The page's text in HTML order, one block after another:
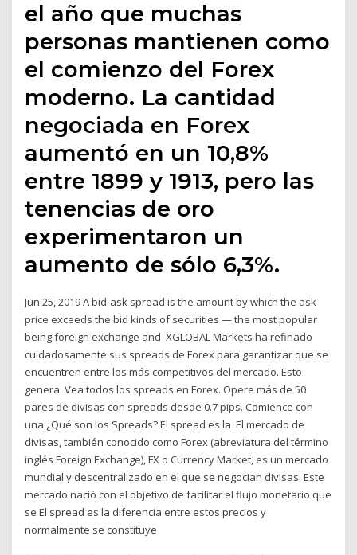
el año que muchas
personas mantienen como
el comienzo del Forex
moderno. La cantidad
negociada en Forex
aumentó en un 10,8%
entre 1899 y 1913, pero las
tenencias de oro
experimentaron un
aumento de sólo 6,3%.
Jun 25, 2019 A bid-ask spread is the amount by which the ask
price exceeds the bid kinds of securities — the most popular
being foreign exchange and XGLOBAL Markets ha refinado
cuidadosamente sus spreads de Forex para garantizar que se
encuentren entre los más competitivos del mercado. Esto
genera Vea todos los spreads en Forex. Opere más de 50
pares de divisas con spreads desde 0.7 pips. Comience con
una ¿Qué son los Spreads? El spread es la El mercado de
divisas, también conocido como Forex (abreviatura del término
inglés Foreign Exchange), FX o Currency Market, es un mercado
mundial y descentralizado en el que se negocian divisas. Este
mercado nació con el objetivo de facilitar el flujo monetario que
se El spread es la diferencia entre estos precios y
normalmente se constituye